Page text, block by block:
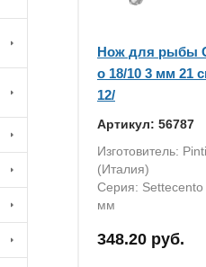
Нож для рыбы
о 18/10 3 мм 21
12/
Артикул: 56787
Изготовитель:
(Италия)
Серия:
мм
348.20 руб.